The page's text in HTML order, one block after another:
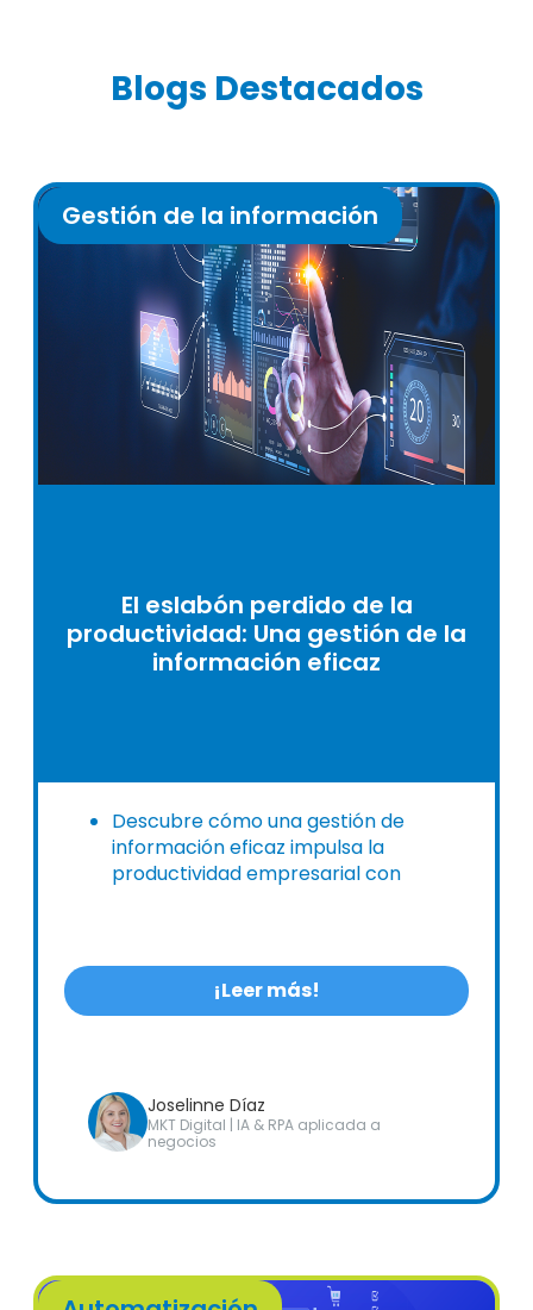
Blogs Destacados
Gestión de la información
El eslabón perdido de la
productividad: Una gestión de la
información eficaz
Descubre cómo una gestión de
información eficaz impulsa la
productividad empresarial con
¡Leer más!
Joselinne Díaz
MKT Digital | IA & RPA aplicada a
negocios